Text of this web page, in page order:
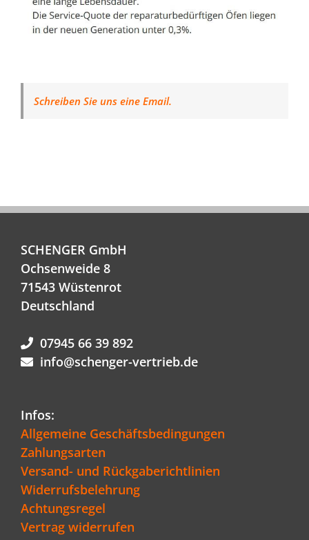
Schreiben Sie uns eine Email.
SCHENGER GmbH
Ochsenweide 8
71543 Wüstenrot
Deutschland
07945 66 39 892
info@schenger-vertrieb.de
Infos:
Allgemeine Geschäftsbedingungen
Zahlungsarten
Versand- und Rückgaberichtlinien
Widerrufsbelehrung
Achtungsregel
Vertrag widerrufen